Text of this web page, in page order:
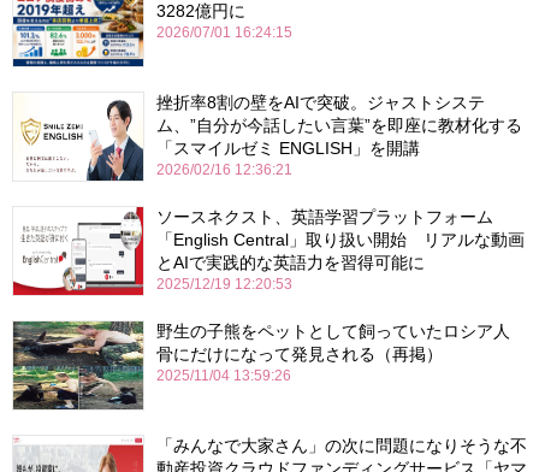
3282億円に
2026/07/01 16:24:15
挫折率8割の壁をAIで突破。ジャストシステ
ム、”自分が今話したい言葉”を即座に教材化する
「スマイルゼミ ENGLISH」を開講
2026/02/16 12:36:21
ソースネクスト、英語学習プラットフォーム
「English Central」取り扱い開始 リアルな動画
とAIで実践的な英語力を習得可能に
2025/12/19 12:20:53
野生の子熊をペットとして飼っていたロシア人
骨にだけになって発見される（再掲）
2025/11/04 13:59:26
「みんなで大家さん」の次に問題になりそうな不